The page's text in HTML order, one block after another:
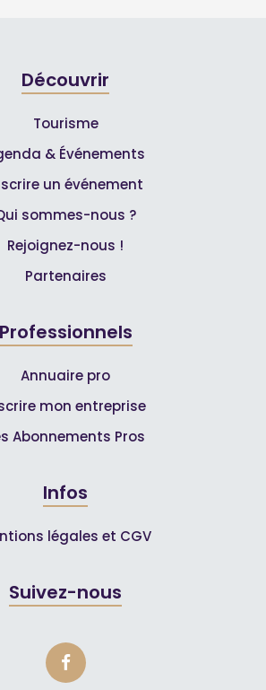
Découvrir
Tourisme
& Événements
un événement
sommes-nous ?
Rejoignez-nous !
Partenaires
Professionnels
Annuaire pro
mon entreprise
Abonnements Pros
Infos
légales et CGV
Suivez-nous